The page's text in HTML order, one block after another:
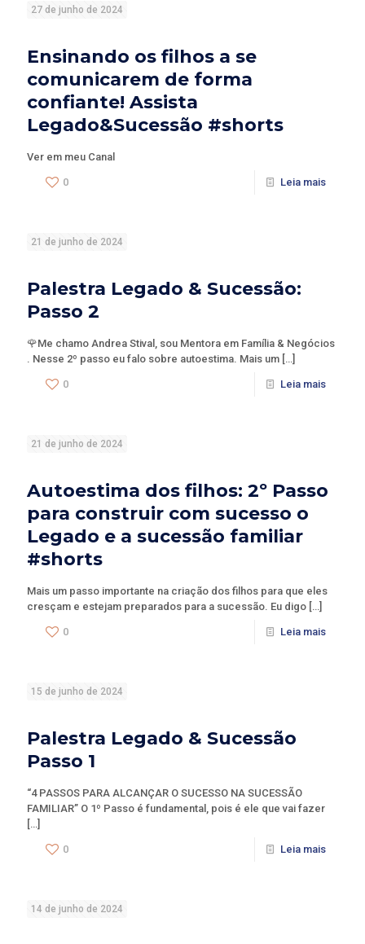
27 de junho de 2024
Ensinando os filhos a se
comunicarem de forma
confiante! Assista
Legado&Sucessão #shorts
Ver em meu Canal
0 Leia mais
21 de junho de 2024
Palestra Legado & Sucessão:
Passo 2
🌹Me chamo Andrea Stival, sou Mentora em Família & Negócios
. Nesse 2º passo eu falo sobre autoestima. Mais um […]
0 Leia mais
21 de junho de 2024
Autoestima dos filhos: 2º Passo
para construir com sucesso o
Legado e a sucessão familiar
#shorts
Mais um passo importante na criação dos filhos para que eles
cresçam e estejam preparados para a sucessão. Eu digo […]
0 Leia mais
15 de junho de 2024
Palestra Legado & Sucessão
Passo 1
“4 PASSOS PARA ALCANÇAR O SUCESSO NA SUCESSÃO
FAMILIAR” O 1º Passo é fundamental, pois é ele que vai fazer
[…]
0 Leia mais
14 de junho de 2024